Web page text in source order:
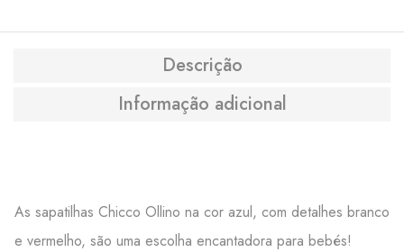
Descrição
Informação adicional
As sapatilhas Chicco Ollino na cor azul, com detalhes branco
e vermelho, são uma escolha encantadora para bebés!